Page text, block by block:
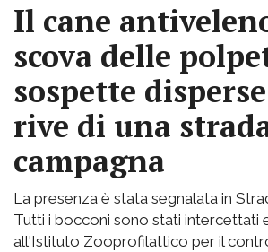
Il cane
scova delle
sospette
rive di una
campagna
La presenza è stata segnalata in
Tutti i bocconi sono stati intercettati
all'Istituto Zooprofilattico per il